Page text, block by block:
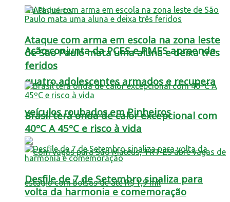
Ação conjunta da PCES e PMES apreende
quatro adolescentes armados e recupera
veículos roubados em Pinheiros
Ataque com arma em escola na zona leste
de São Paulo mata uma aluna e deixa três
feridos
Brasil terá onda de calor excepcional com
40ºC A 45ºC e risco à vida
Desfile de 7 de Setembro sinaliza para
volta da harmonia e comemoração